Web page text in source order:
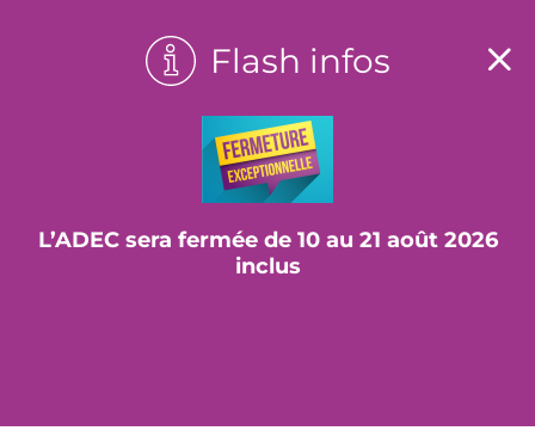
Flash infos
L’ADEC sera fermée de 10 au 21 août 2026
inclus